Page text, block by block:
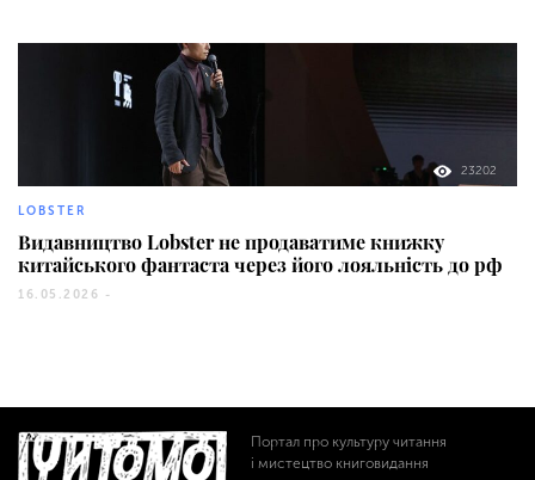
23202
LOBSTER
Видавництво Lobster не продаватиме книжку
китайського фантаста через його лояльність до рф
16.05.2026 -
Портал про культуру читання
і мистецтво книговидання